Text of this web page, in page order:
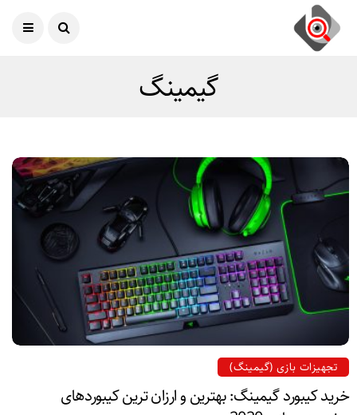
گیمینگ
تجهیزات بازی (گیمینگ)
خرید کیبورد گیمینگ: بهترین و ارزان ترین کیبوردهای